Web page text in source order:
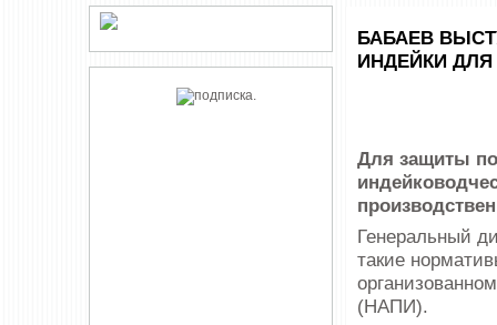
БАБАЕВ
ИНДЕЙКИ
Для защиты
Генеральный
такие
(НАПИ).